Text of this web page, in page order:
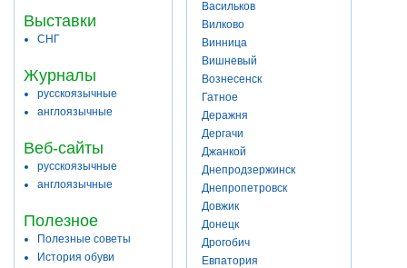
Выставки
СНГ
Журналы
русскоязычные
англоязычные
Веб-сайты
русскоязычные
англоязычные
Полезное
Полезные советы
История обуви
Васильков
Вилково
Винница
Вишневый
Вознесенск
Гатное
Деражня
Дергачи
Джанкой
Днепродзержинск
Днепропетровск
Довжик
Донецк
Дрогобич
Евпатория